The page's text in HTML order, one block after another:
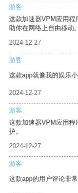
游客
这款加速器VPM应用程
助你在网络上自由移动。
2024-12-27
游客
这款app就像我的娱乐
2024-12-27
游客
这款加速器VPM应用程
护。
2024-12-27
游客
这款app的用户评论非